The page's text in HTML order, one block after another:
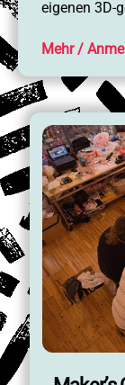
eigenen 3D-
Mehr